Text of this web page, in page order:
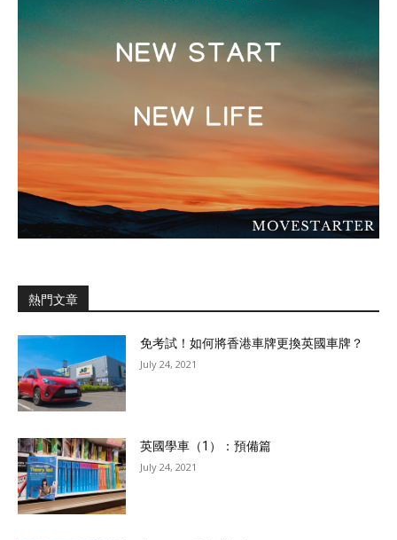
熱門文章
免考試！如何將香港車牌更換英國車牌？
July 24, 2021
英國學車（1）：預備篇
July 24, 2021